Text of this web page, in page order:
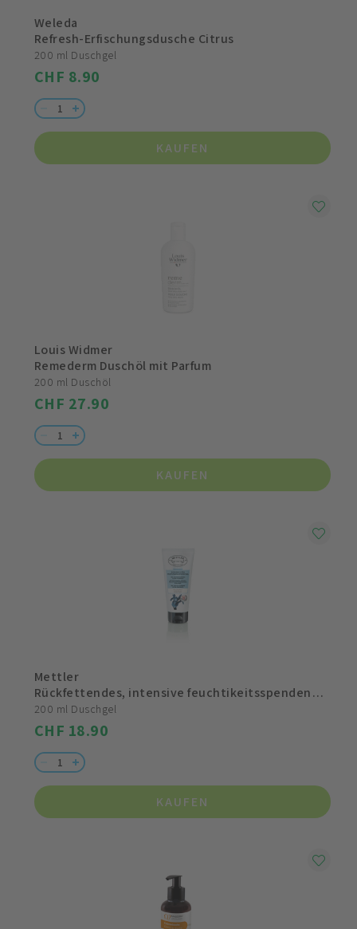
Weleda
Refresh-Erfischungsdusche Citrus
200 ml Duschgel
CHF 8.90
KAUFEN
Louis Widmer
Remederm Duschöl mit Parfum
200 ml Duschöl
CHF 27.90
KAUFEN
Mettler
Rückfettendes, intensive feuchtikeitsspendendes Duschgel
200 ml Duschgel
CHF 18.90
KAUFEN